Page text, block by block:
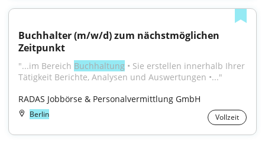
Buchhalter (m/w/d) zum nächstmöglichen
Zeitpunkt
"...im Bereich Buchhaltung • Sie erstellen innerhalb Ihrer
Tätigkeit Berichte, Analysen und Auswertungen •..."
RADAS Jobbörse & Personalvermittlung GmbH
Berlin Vollzeit